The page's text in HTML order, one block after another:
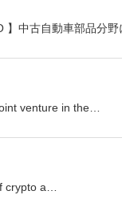
】中古自動車部品分
venture in the…
crypto a…